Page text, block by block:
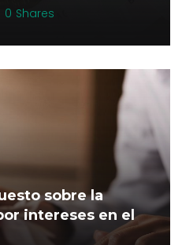
Shares
0
sobre la
intereses en el